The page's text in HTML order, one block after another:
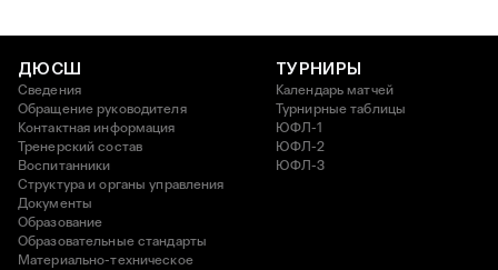
ДЮСШ
Сведения
Обращение руководителя
Контактная информация
Тренерский состав
Воспитанники
Структура и органы управления
Документы
Образование
Образовательные стандарты
Материально-техническое
ТУРНИРЫ
Календарь матчей
Турнирные таблицы
ЮФЛ-1
ЮФЛ-2
ЮФЛ-3